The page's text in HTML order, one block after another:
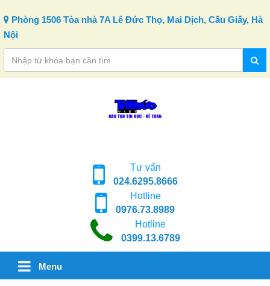
Phòng 1506 Tòa nhà 7A Lê Đức Thọ, Mai Dịch, Cầu Giấy, Hà
Nội
Tư vấn
024.6295.8666
Hotline
0976.73.8989
Hotline
0399.13.6789
Menu